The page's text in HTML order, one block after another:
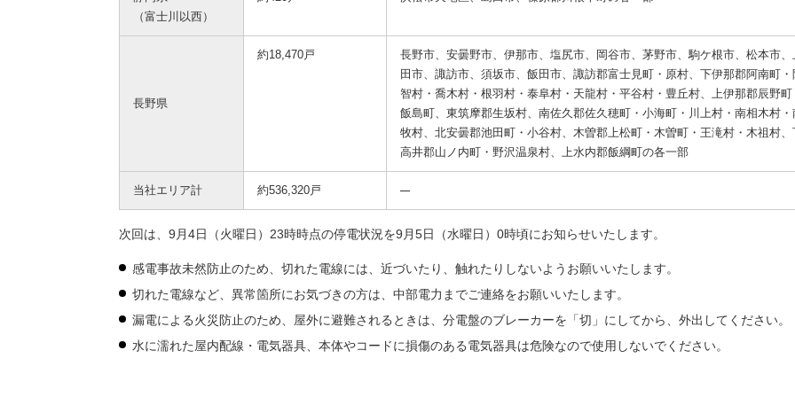
（富士川以西）
長野県
約18,470戸
長野市、安曇野市、伊那市、塩尻市、岡谷市、茅野市、駒ケ根市、松本市、
田市、諏訪市、須坂市、飯田市、諏訪郡富士見町・原村、下伊那郡阿南町・
智村・喬木村・根羽村・泰阜村・天龍村・平谷村・豊丘村、上伊那郡辰野町
飯島町、東筑摩郡生坂村、南佐久郡佐久穂町・小海町・川上村・南相木村・
牧村、北安曇郡池田町・小谷村、木曽郡上松町・木曽町・王滝村・木祖村、
高井郡山ノ内町・野沢温泉村、上水内郡飯綱町の各一部
当社エリア計 約536,320戸
次回は、9月4日（火曜日）23時時点の停電状況を9月5日（水曜日）0時頃にお知らせいたします。
感電事故未然防止のため、切れた電線には、近づいたり、触れたりしないようお願いいたします。
切れた電線など、異常箇所にお気づきの方は、中部電力までご連絡をお願いいたします。
漏電による火災防止のため、屋外に避難されるときは、分電盤のブレーカーを「切」にしてから、外出してください。
水に濡れた屋内配線・電気器具、本体やコードに損傷のある電気器具は危険なので使用しないでください。